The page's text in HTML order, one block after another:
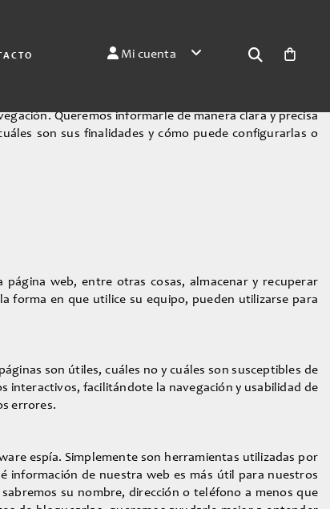
Mi cuenta
Queremos informarle de manera clara y precisa
son sus finalidades y cómo puede configurarlas o
web, entre otras cosas, almacenar y recuperar
forma en que utilice su equipo, pueden utilizarse para
son útiles, cuáles no y cuáles son susceptibles de
interactivos, facilitándote la navegación y usabilidad de
errores.
espía. Simplemente son herramientas utilizadas por
información de nuestra web es más útil para nuestros
su nombre, dirección o teléfono a menos que